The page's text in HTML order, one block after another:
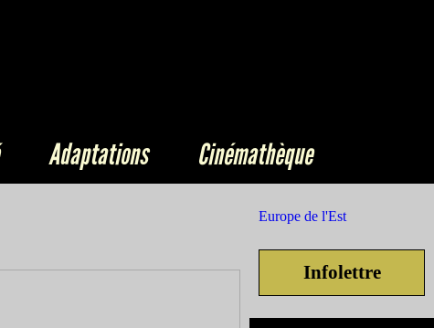
Adaptations
Cinémathèque
Europe de l'Est
Infolettre